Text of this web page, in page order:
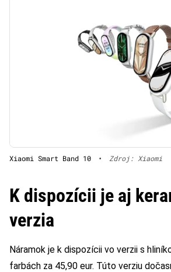
Xiaomi Smart Band 10 • Zdroj: Xiaomi
K dispozícii je aj
verzia
Náramok je k dispozícii vo verzii s
farbách za 45,90 eur. Túto verziu